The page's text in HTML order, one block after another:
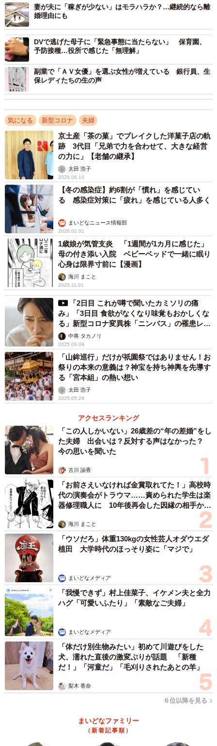
由」に該当すると言えるかどうかの問題です。ここでい
う、婚姻を継続し難い重大な事由とは、たとえばＤＶや強
度のモラルハラスメントといった極端な場合が多く、単に
一緒にいたくないというだけでは該当しません。ましてコ
ロナがきっかけで、となるとますます婚姻を継続し難いか
どうかの結論を出すには時期尚早と言えそうです。少なく
とも家庭内別居が数年来続いているというような夫婦関係
の破たんという状況が必要です。
Ｑ ということは逆にコロナ禍のストレスでＤＶを受けた
り、強度のモラハラを受ければ離婚理由になると。
Ａ そうですね。自粛疲れや経済不安によるストレスが女
性や子どもに向かうという海外の報告もありますよね。肉
体的・精神的暴力にまで及んでしまった場合には、時期を
待たずに早々に専門家に相談されることをお勧めします。
そして仮に調停や裁判離婚になった場合に備え、ＤＶ等を
立証する資料が必要です。「これだけひどい暴力を受け
た」「こんなひどい言葉を浴びせられた」と訴えるだけで
は足りません。そのため暴力の跡を写真におさめる、病院
で診断書をもらう、警察に届け出る、といったことを怠ら
ないでください。さらに身の危険を感じる場合にはいわゆ
る母子避難シェルターでかくまってもらうこともできま
す。お住まいの地域の配偶者暴力支援センター等の力を借
りてください。
妻が夫に「稼ぎが少ない」はモラハラか？…継続的なら離
婚理由にも
DVで逃げた母子に「緊急事態に当たらない」 保育園、
予防接種…役所で感じた「無理解」
副業で「ＡＶ女優」を選ぶ女性が増えている 銀行員、生
保レディたちの生の声
気になる 新型コロナ 夫婦
京土産「茶の菓」でブレイクした洋菓子店の軌
跡 3代目「兄弟で力を合わせて、大きな経営
の力に」【老舗の継承】
太田 浩子
2026.06.10
【冬の感染症】約6割が「慣れ」を感じてい
る 感染症対策に「疲れ」を感じている人多く
まいどなニュース情報部
2026.02.01
1歳娘が気管支炎 「1週間が1カ月に感じた」
母の付き添い入院 ベビーベッドで一緒に眠り
心身は限界寸前に【漫画】
海川 まこと
2025.11.01
「2日目 これが噂で聞いたカミソリの痛
み」「3日目 食欲がなくなり味覚もおかしくな
る」新型コロナ変異株「ニンバス」の罹患レポ
ートが話題
中将 タカノリ
2025.09.08
「山鉾巡行」だけが祇園祭ではありません！お
祭りの本来の意義は？神宝を持ち神輿を先導す
る「宮本組」の熱い想い
太田 浩子
2025.05.29
アクセスランキング
「この人しかいない」26歳差の“年の差婚”をし
た夫婦 出会いは？反対する声はなかった？
今の思いを聞いた
古川 諭香
「お前さえいなければ金賞取れてた！」高校時
代の演奏会がトラウマ……責められた学生は楽
器修理職人に 10年後再会した因縁の相手から
海川 まこと
「ウソだろ」体重130kgの女性芸人オダウエダ
植田 大学時代のほっそり姿に「マジで」
まいどなメディア
「我慢できず」村上佳菜子、イケメン夫と全力
ハグ「可愛いふたり」「素敵なご夫婦」
まいどなメディア
「体だけ別生物みたい」初めて川遊びをした
犬、濡れた直後の激変ぶりが話題 「新種
だ！」「河童だ」「毛刈りされたあとの羊」
梨木 香奈
６位以降を見る
まいどなファミリー
（新着記事順）